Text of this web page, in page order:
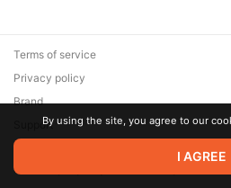
© 2026 Zaya Solutions Limited. All
are the property of their respective
Terms of service
Privacy policy
Brand
SupportBy using the site, you agree to our
I AGREE